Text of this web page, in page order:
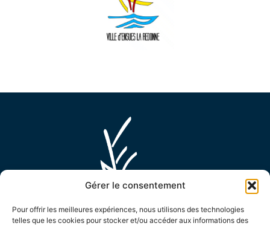
Gérer le consentement
Pour offrir les meilleures expériences, nous utilisons des technologies
telles que les cookies pour stocker et/ou accéder aux informations des